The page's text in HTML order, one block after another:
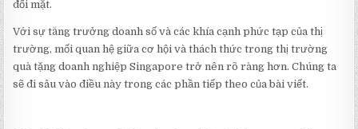
đối mặt.
Với sự tăng trưởng doanh số và các khía cạnh phức tạp của thị
trường, mối quan hệ giữa cơ hội và thách thức trong thị trường
quà tặng doanh nghiệp Singapore trở nên rõ ràng hơn. Chúng ta
sẽ đi sâu vào điều này trong các phần tiếp theo của bài viết.